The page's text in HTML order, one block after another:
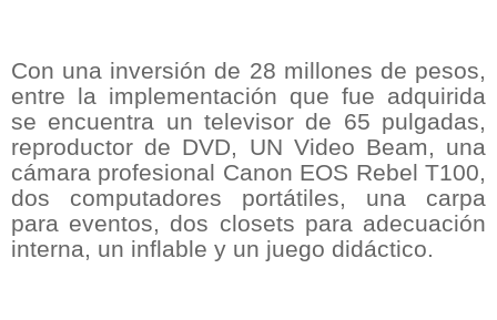
Con una inversión de 28 millones de pesos,
entre la implementación que fue adquirida
se encuentra un televisor de 65 pulgadas,
reproductor de DVD, UN Video Beam, una
cámara profesional Canon EOS Rebel T100,
dos computadores portátiles, una carpa
para eventos, dos closets para adecuación
interna, un inflable y un juego didáctico.